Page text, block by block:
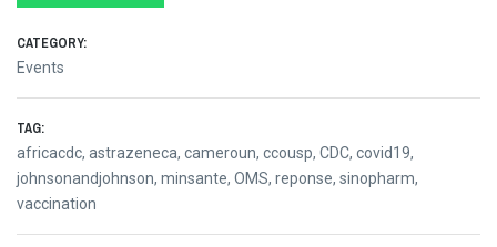
CATEGORY:
Events
TAG:
africacdc, astrazeneca, cameroun, ccousp, CDC, covid19,
johnsonandjohnson, minsante, OMS, reponse, sinopharm,
vaccination